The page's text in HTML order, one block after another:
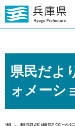
県民だよ
ォメーシ